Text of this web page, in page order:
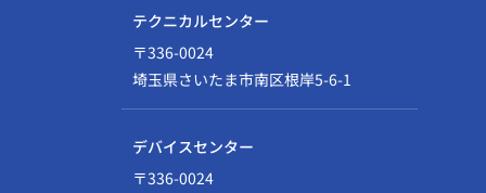
テクニカルセンター
〒336-0024
埼玉県さいたま市南区根岸5-6-1
デバイスセンター
〒336-0024